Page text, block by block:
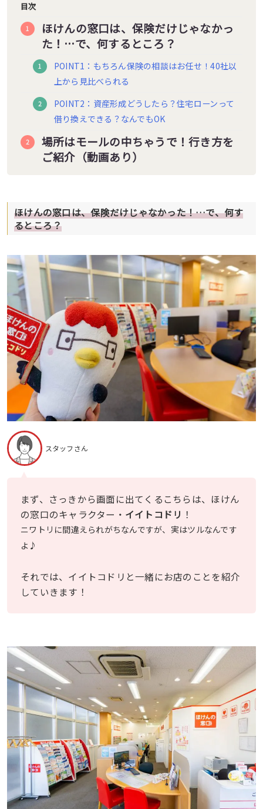
目次
ほけんの窓口は、保険だけじゃなかっ
た！…で、何するところ？
POINT1：もちろん保険の相談はお任せ！40社以
上から見比べられる
POINT2：資産形成どうしたら？住宅ローンって
借り換えできる？なんでもOK
場所はモールの中ちゃうで！行き方を
ご紹介（動画あり）
ほけんの窓口は、保険だけじゃなかった！…で、何す
るところ？
スタッフさん
まず、さっきから画面に出てくるこちらは、ほけん
の窓口のキャラクター・ イイトコドリ ！
ニワトリに間違えられがちなんですが、実はツルなんです
よ♪
それでは、イイトコドリと一緒にお店のことを紹介
していきます！